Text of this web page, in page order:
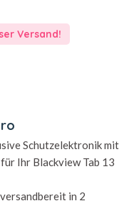
Versand!
Schutzelektronik mit
Ihr Blackview Tab 13
in 2